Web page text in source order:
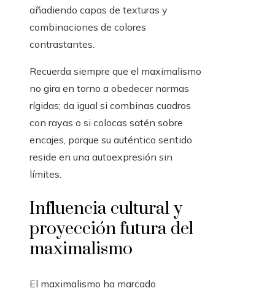
añadiendo capas de texturas y
combinaciones de colores
contrastantes.
Recuerda siempre que el maximalismo
no gira en torno a obedecer normas
rígidas; da igual si combinas cuadros
con rayas o si colocas satén sobre
encajes, porque su auténtico sentido
reside en una autoexpresión sin
límites.
Influencia cultural y
proyección futura del
maximalismo
El maximalismo ha marcado